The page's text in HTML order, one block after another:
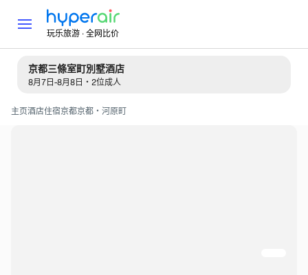
玩乐旅游 · 全网比价
京都三條室町別墅酒店
8月7日-8月8日・2位成人
主页酒店住宿京都京都・河原町